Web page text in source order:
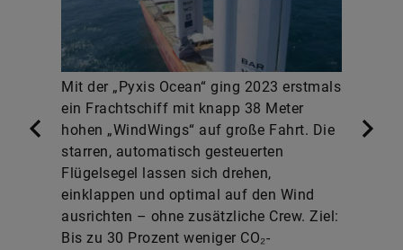
Mit der „Pyxis Ocean“ ging 2023 erstmals
ein Frachtschiff mit knapp 38 Meter
hohen „WindWings“ auf große Fahrt. Die
starren, automatisch gesteuerten
Flügelsegel lassen sich drehen,
einklappen und optimal auf den Wind
ausrichten – ohne zusätzliche Crew. Ziel:
Bis zu 30 Prozent weniger CO₂-